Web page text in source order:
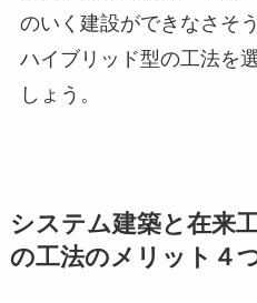
のいく建設ができなさそ
ハイブリッド型の工法を
しょう。
システム建築と在来
の工法のメリット４